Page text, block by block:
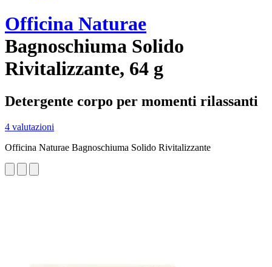
Officina Naturae
Bagnoschiuma Solido
Rivitalizzante, 64 g
Detergente corpo per momenti rilassanti
4 valutazioni
Officina Naturae Bagnoschiuma Solido Rivitalizzante